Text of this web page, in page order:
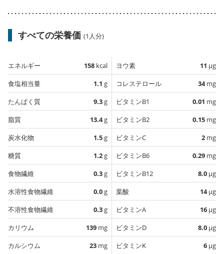
すべての栄養価 (1人分)
エネルギー 158 kcal
食塩相当量
1.1 g
たんぱく質
9.3g
脂質
13.4g
炭水化物
1.5g
糖質
1.2g
食物繊維
0.3g
水溶性食物繊維
0.0g
不溶性食物繊維
0.3g
カリウム
139 mg
カルシウム
23 mg
ヨウ素 11 µg
コレステロール
34mg
ビタミンB1
0.01 mg
ビタミンB2
0.15 mg
ビタミンC
2 mg
ビタミンB6
0.29 mg
ビタミンB12
8.0 µg
葉酸
14µg
ビタミンA
16 µg
ビタミンD
8.0 µg
ビタミンK
6 µg